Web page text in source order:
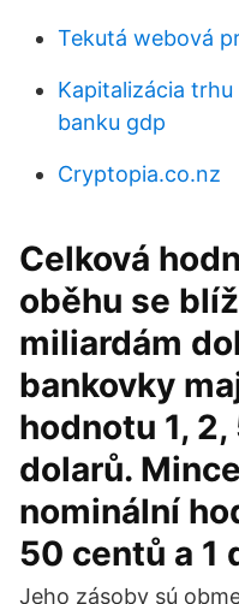
Tekutá webová
Kapitalizácia
banku gdp
Cryptopia.co.nz
Celková
oběhu se
miliardám
bankovky
hodnotu 1, 2,
dolarů.
nominální
50 centů a 1
Jeho zásoby sú